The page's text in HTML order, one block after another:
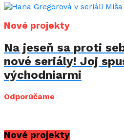
Nové projekty
Na jeseň sa proti
nové seriály! Joj
východniarmi
Odporúčame
Nové projekty